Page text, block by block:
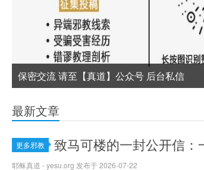
保密交流 请至【真道】公众号 后台私信
最新文章
更多邪教 致马可楼的一封公开信
耶稣真道 - yesu.org 发布于 2026-07-22